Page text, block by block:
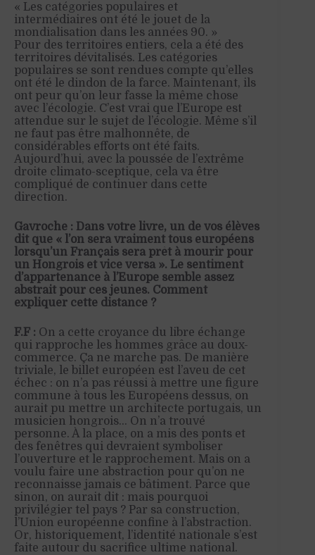
« Les catégories populaires et
intermédiaires ont été le jouet de la
mondialisation dans les années 90. »
Pour des territoires entiers, cela a été des
territoires dévitalisés. Les catégories
populaires se sont rendues compte qu’elles
ont été le dindon de la farce. Maintenant, ils
ont peur qu’on leur fasse la même chose
avec l’écologie. C’est vrai que l’Europe est
attendue sur le sujet de l’écologie. Même s’il
ne faut pas être malhonnête, de
considérables efforts ont été faits.
Aujourd’hui, avec la poussée de l’extrême
droite climato-sceptique, cela va être
compliqué de continuer dans cette
direction.
Gavroche : Dans votre livre, un de vos élèves
dit que « l’on sera vraiment tous européens
lorsqu’un Français sera prêt à mourir pour
un Hongrois et vice versa ». Le sentiment
d’appartenance à l’Europe semble assez
abstrait pour ces jeunes. Comment
expliquer cette distance ?
F.F : On a cette croyance du libre échange
qui rapproche les hommes grâce au doux-
commerce. Ça ne marche pas. De manière
triviale, le billet européen est l’aveu de cet
échec : on n’a pas réussi à mettre une figure
commune à tous les Européens dessus, on
aurait pu mettre un architecte portugais, un
musicien hongrois… On n’a trouvé
personne. À la place, on a mis des ponts et
des fenêtres qui devraient symboliser
l’ouverture et le rapprochement. Mais on a
voulu faire une abstraction pour qu’on ne
reconnaisse jamais ce bâtiment. Parce que
sinon, on aurait dit : mais pourquoi
privilégier tel pays ? Par sa construction,
l’Union européenne confine à l’abstraction.
Or, historiquement, l’identité nationale s’est
faite autour du sacrifice ultime national.